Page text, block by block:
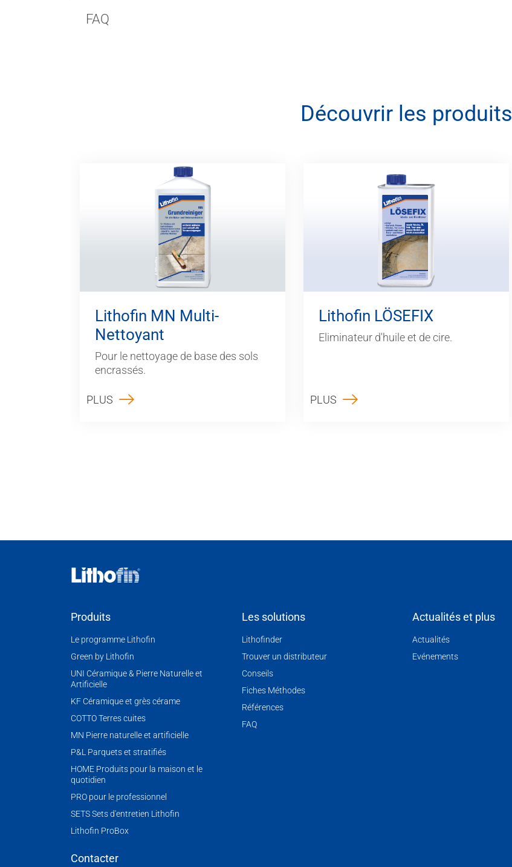
FAQ
Découvrir les produits
Lithofin MN Multi-
Nettoyant
Pour le nettoyage de base des sols
encrassés.
PLUS
Lithofin LÖSEFIX
Eliminateur d'huile et de cire.
PLUS
Produits
Le programme Lithofin
Green by Lithofin
UNI Céramique & Pierre Naturelle et
Artificielle
KF Céramique et grès cérame
COTTO Terres cuites
MN Pierre naturelle et artificielle
P&L Parquets et stratifiés
HOME Produits pour la maison et le
quotidien
PRO pour le professionnel
SETS Sets d'entretien Lithofin
Lithofin ProBox
Les solutions
Lithofinder
Trouver un distributeur
Conseils
Fiches Méthodes
Références
FAQ
Actualités et plus
Actualités
Evénements
Contacter